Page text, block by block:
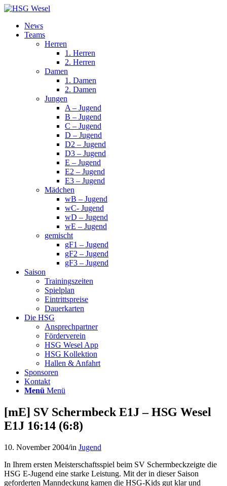
News
Teams
Herren
1. Herren
2. Herren
Damen
1. Damen
2. Damen
Jungen
A – Jugend
B – Jugend
C – Jugend
D – Jugend
D2 – Jugend
D3 – Jugend
E – Jugend
E2 – Jugend
E3 – Jugend
Mädchen
wB – Jugend
wC- Jugend
wD – Jugend
wE – Jugend
gemischt
gF1 – Jugend
gF2 – Jugend
gF3 – Jugend
Saison
Trainingszeiten
Spielplan
Eintrittspreise
Dauerkarten
Die HSG
Ansprechpartner
Förderverein
HSG Wesel App
HSG Kollektion
Hallen & Anfahrt
Sponsoren
Kontakt
Menü Menü
[mE] SV Schermbeck E1J – HSG Wesel
E1J 16:14 (6:8)
10. November 2004/in Jugend
In Ihrem ersten Meisterschaftsspiel beim SV Schermbeckzeigte die
HSG E-Jugend eine starke Leistung. Mit der in dieser Saison
geforderten Manndeckung kamen die HSG-Kids gut klar und